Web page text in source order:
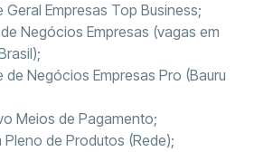
Geral Empresas Top Business;
Negócios Empresas (vagas em
de Negócios Empresas Pro (Bauru
Meios de Pagamento;
Pleno de Produtos (Rede);